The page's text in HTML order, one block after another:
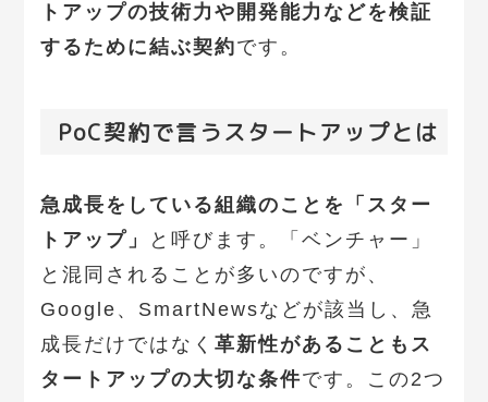
トアップの技術力や開発能力などを検証
するために結ぶ契約です。
PoC契約で言うスタートアップとは
急成長をしている組織のことを「スター
トアップ」
と呼びます。「ベンチャー」
と混同されることが多いのですが、
Google、SmartNewsなどが該当し、急
成長だけではなく革新性があることもス
タートアップの大切な条件です。この2つ